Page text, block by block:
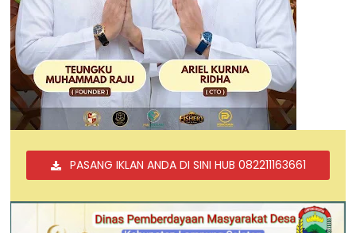
PASANG IKLAN ANDA DI SINI HUB 082211163661